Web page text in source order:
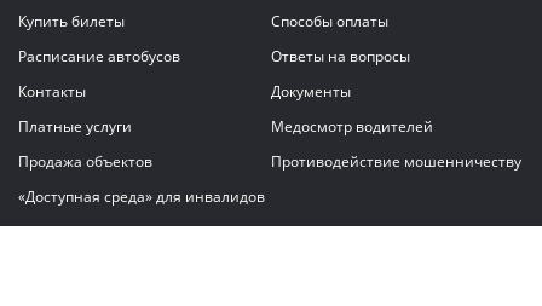
Купить билеты
Способы оплаты
Расписание автобусов
Ответы на вопросы
Контакты
Документы
Платные услуги
Медосмотр водителей
Продажа объектов
Противодействие мошенничеству
«Доступная среда» для инвалидов